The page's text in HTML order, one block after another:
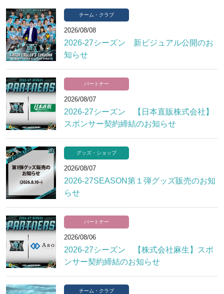
チーム・クラブ
2026/08/08
2026-27シーズン 新ビジュアル公開のお
知らせ
パートナー
2026/08/07
2026-27シーズン 【日本直販株式会社】
スポンサー契約締結のお知らせ
グッズ・ショップ
2026/08/07
2026-27SEASON第１弾グッズ販売のお知
らせ
パートナー
2026/08/06
2026-27シーズン 【株式会社麻生】スポ
ンサー契約締結のお知らせ
チーム・クラブ